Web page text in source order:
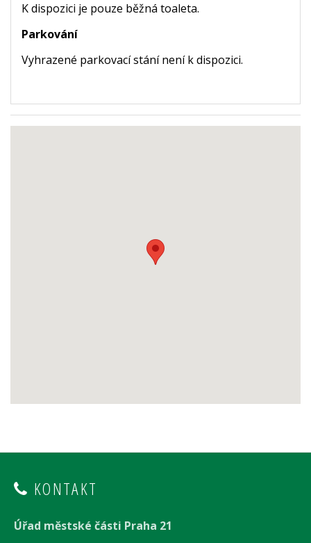
K dispozici je pouze běžná toaleta.
Parkování
Vyhrazené parkovací stání není k dispozici.
KONTAKT
Úřad městské části Praha 21